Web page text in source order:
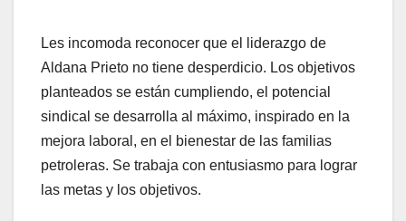
Les incomoda reconocer que el liderazgo de
Aldana Prieto no tiene desperdicio. Los objetivos
planteados se están cumpliendo, el potencial
sindical se desarrolla al máximo, inspirado en la
mejora laboral, en el bienestar de las familias
petroleras. Se trabaja con entusiasmo para lograr
las metas y los objetivos.